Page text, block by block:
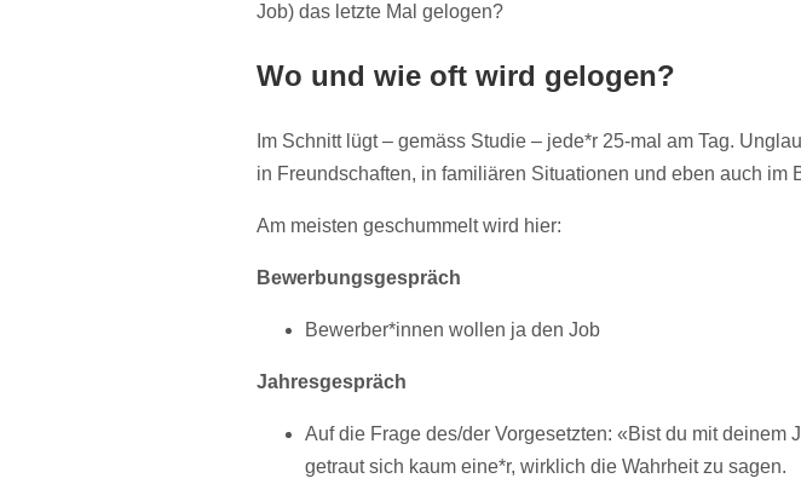
Job) das letzte Mal gelogen?
Wo und wie oft wird gelogen?
Im Schnitt lügt – gemäss Studie – jede*r 25-mal am Tag.
in Freundschaften, in familiären Situationen und eben auch im
Am meisten geschummelt wird hier:
Bewerbungsgespräch
Bewerber*innen wollen ja den Job
Jahresgespräch
Auf die Frage des/der Vorgesetzten: «Bist du mit deinem
getraut sich kaum eine*r, wirklich die Wahrheit zu sagen.